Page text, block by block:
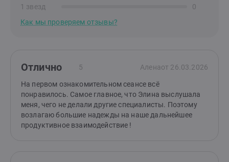
Как мы проверяем отзывы?
1 звезд
0
Отлично 5 Аленаот 26.03.2026
На первом ознакомительном сеансе всё
понравилось. Самое главное, что Элина выслушала
меня, чего не делали другие специалисты. Поэтому
возлагаю большие надежды на наше дальнейшее
продуктивное взаимодействие !